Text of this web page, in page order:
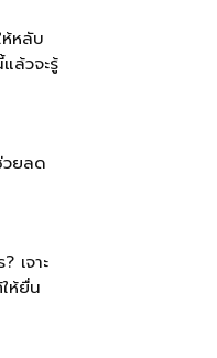
หลับ
ล้วจะรู้
วยลด
เจาะ
ห้ยื่น